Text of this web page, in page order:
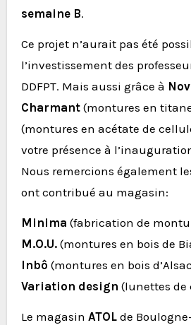
semaine B.
Ce projet n’aurait pas été
l’investissement des
DDFPT. Mais aussi grâce à
Charmant (montures en
(montures en acétate de
votre présence à
Nous remercions également
ont contribué au magasin:
Minima (fabrication de
M.O.U.(montures en bois de
Inbô (montures en bois
Variation design (lunettes de
Le magasin ATOLde